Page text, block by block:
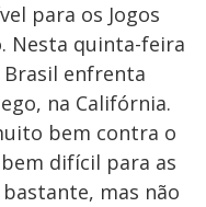
para os Jogos
Nesta quinta-feira
Brasil enfrenta
na Califórnia.
bem contra o
difícil para as
mas não